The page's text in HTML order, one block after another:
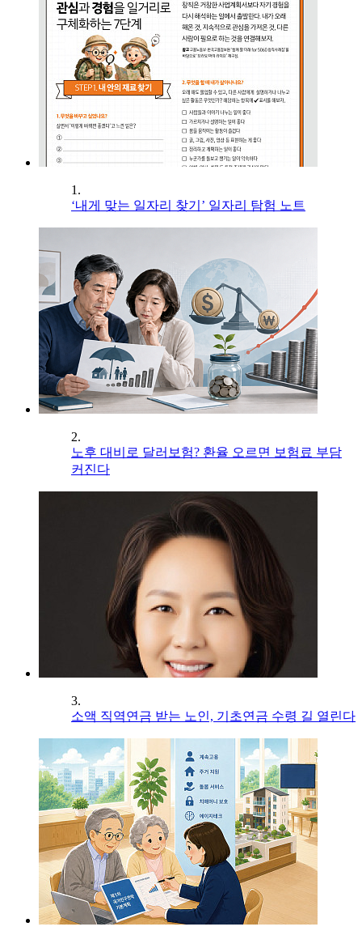
1.
‘내게 맞는 일자리 찾기’ 일자리 탐험 노트
2.
노후 대비로 달러보험? 환율 오르면 보험료 부담
커진다
3.
소액 직역연금 받는 노인, 기초연금 수령 길 열린다